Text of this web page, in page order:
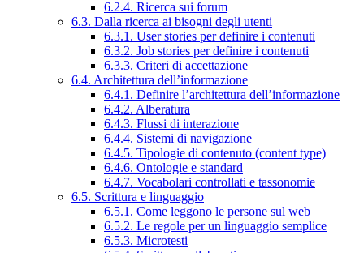
6.2.4. Ricerca sui forum
6.3. Dalla ricerca ai bisogni degli utenti
6.3.1. User stories per definire i contenuti
6.3.2. Job stories per definire i contenuti
6.3.3. Criteri di accettazione
6.4. Architettura dell’informazione
6.4.1. Definire l’architettura dell’informazione
6.4.2. Alberatura
6.4.3. Flussi di interazione
6.4.4. Sistemi di navigazione
6.4.5. Tipologie di contenuto (content type)
6.4.6. Ontologie e standard
6.4.7. Vocabolari controllati e tassonomie
6.5. Scrittura e linguaggio
6.5.1. Come leggono le persone sul web
6.5.2. Le regole per un linguaggio semplice
6.5.3. Microtesti